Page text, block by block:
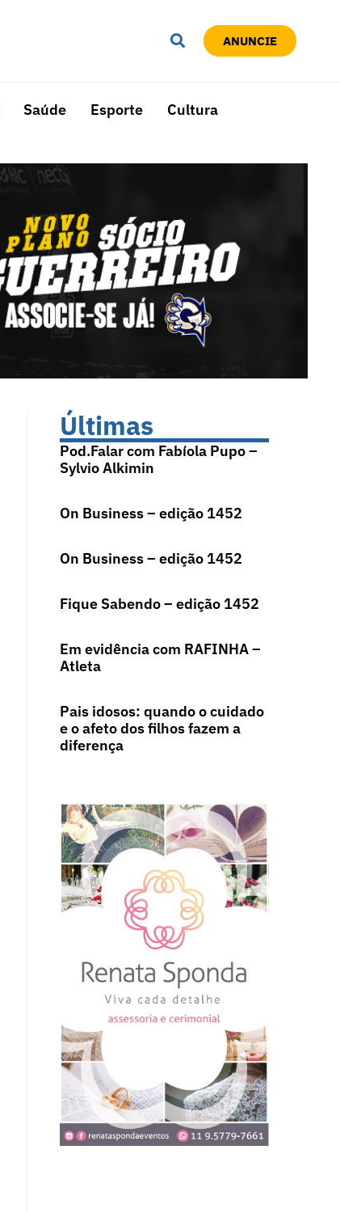
ANUNCIE
Saúde Esporte Cultura
Últimas
Pod.Falar com Fabíola Pupo –
Sylvio Alkimin
On Business – edição 1452
On Business – edição 1452
Fique Sabendo – edição 1452
Em evidência com RAFINHA –
Atleta
Pais idosos: quando o cuidado
e o afeto dos filhos fazem a
diferença